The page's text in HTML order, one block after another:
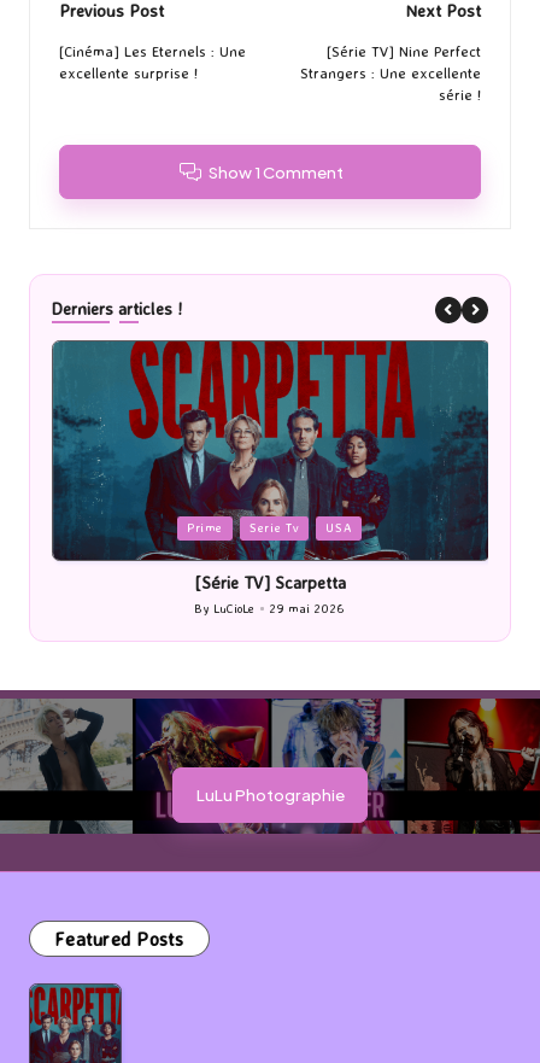
Post
navigation
Previous Post
[Cinéma] Les Eternels : Une
excellente surprise !
Next Post
[Série TV] Nine Perfect
Strangers : Une excellente
série !
Show 1 Comment
Derniers articles !
Posted
in
Prime Serie Tv USA
[Série TV] Scarpetta
Posted
by
By LuCioLe 29 mai 2026
LuLu Photographie
Featured Posts